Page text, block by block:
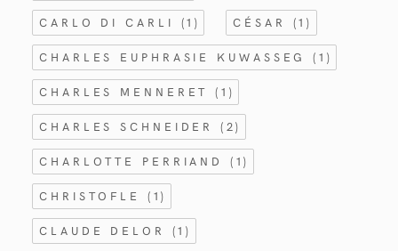
CARLO DI CARLI (1) CÉSAR (1)
CHARLES EUPHRASIE KUWASSEG(1)
CHARLES MENNERET(1)
CHARLES SCHNEIDER(2)
CHARLOTTE PERRIAND(1)
CHRISTOFLE (1)
CLAUDE DELOR (1)